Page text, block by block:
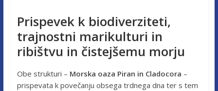
Prispevek k biodiverziteti,
trajnostni marikulturi in
ribištvu in čistejšemu morju
Obe strukturi – Morska oaza Piran in Cladocora –
prispevata k povečanju obsega trdnega dna ter s tem